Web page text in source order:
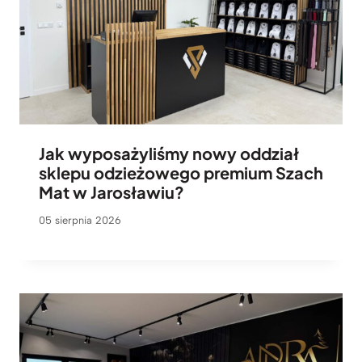
Jak wyposażyliśmy nowy oddział
sklepu odzieżowego premium Szach
Mat w Jarosławiu?
05 sierpnia 2026